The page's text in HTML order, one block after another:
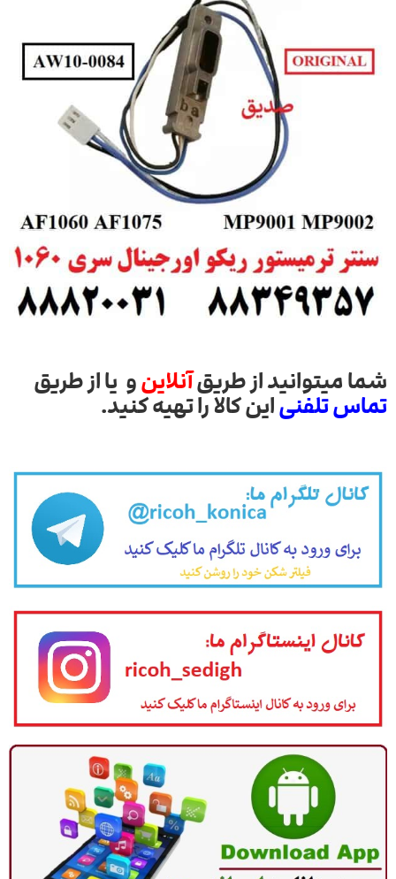
شما میتوانید از طریقآنلاینو یا از طریق
تماس تلفنیاین کالا را تهیه کنید.